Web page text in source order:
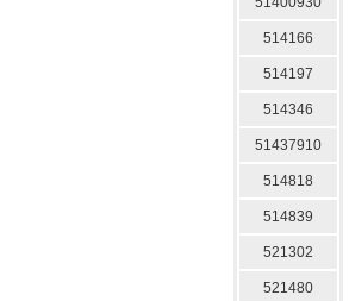
514166
514197
514346
51437910
514818
514839
521302
521480